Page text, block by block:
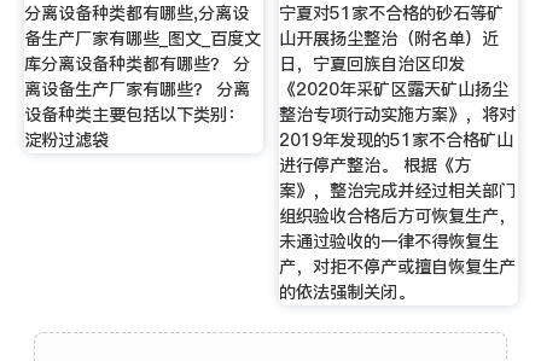
分离设备种类都有哪些,分离设
备生产厂家有哪些_图文_百度文
库分离设备种类都有哪些？ 分
离设备生产厂家有哪些？ 分离
设备种类主要包括以下类别：
淀粉过滤袋
宁夏对51家不合格的砂石等矿
山开展扬尘整治（附名单）近
日，宁夏回族自治区印发
《2020年采矿区露天矿山扬尘
整治专项行动实施方案》，将对
2019年发现的51家不合格矿山
进行停产整治。 根据《方
案》，整治完成并经过相关部门
组织验收合格后方可恢复生产，
未通过验收的一律不得恢复生
产，对拒不停产或擅自恢复生产
的依法强制关闭。